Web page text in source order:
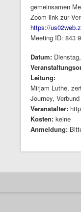
gemeinsamen
Zoom-link zur
https://
Meeting ID: 843
Datum:
Leitung:
Mirjam Luthe,
Journey,
Veranstalter:
Kosten:keine
Anmeldung: